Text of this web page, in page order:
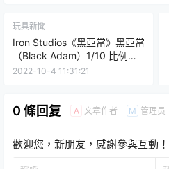
玩具新聞
Iron Studios《黑亞當》黑亞當
（Black Adam）1/10 比例全
身雕像 阿努比斯雕像殘骸底座
2022-10-4 11:31:21
0 條回复 A 文章作者 M 管理员
歡迎您，新朋友，感謝參與互動！